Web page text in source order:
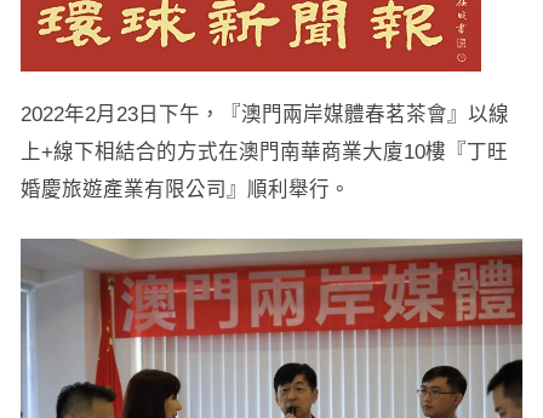
2022年2月23日下午，『澳門兩岸媒體春茗茶會』以線
上+線下相結合的方式在澳門南華商業大廈10樓『丁旺
婚慶旅遊產業有限公司』順利舉行。